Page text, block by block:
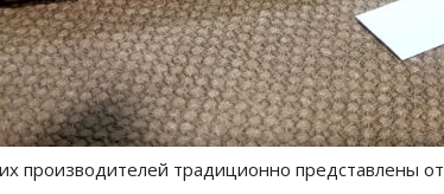
производителей традиционно представлены